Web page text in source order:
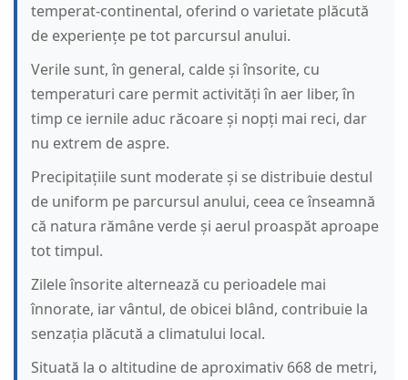
temperat-continental, oferind o varietate plăcută
de experiențe pe tot parcursul anului.
Verile sunt, în general, calde și însorite, cu
temperaturi care permit activități în aer liber, în
timp ce iernile aduc răcoare și nopți mai reci, dar
nu extrem de aspre.
Precipitațiile sunt moderate și se distribuie destul
de uniform pe parcursul anului, ceea ce înseamnă
că natura rămâne verde și aerul proaspăt aproape
tot timpul.
Zilele însorite alternează cu perioadele mai
înnorate, iar vântul, de obicei blând, contribuie la
senzația plăcută a climatului local.
Situată la o altitudine de aproximativ 668 de metri,